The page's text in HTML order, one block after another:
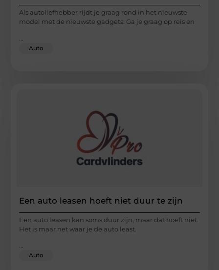
Als autoliefhebber rijdt je graag rond in het nieuwste
model met de nieuwste gadgets. Ga je graag op reis en
Auto
Een auto leasen hoeft niet duur te zijn
Een auto leasen kan soms duur zijn, maar dat hoeft niet.
Het is maar net waar je de auto least.
...
Auto